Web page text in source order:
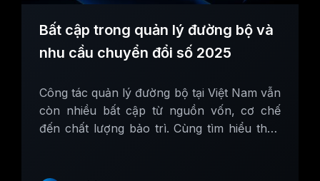
Bất cập trong quản lý đường bộ và
nhu cầu chuyển đổi số 2025
Công tác quản lý đường bộ tại Việt Nam vẫn
còn nhiều bất cập từ nguồn vốn, cơ chế
đến chất lượng bảo trì. Cùng tìm hiểu thực